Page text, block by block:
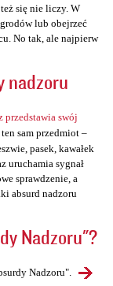
się nie liczy. W
lub obejrzeć
No tak, ale najpierw
nadzoru
swój
sam przedmiot –
pasek, kawałek
uruchamia sygnał
sprawdzenie, a
absurd nadzoru
Nadzoru"?
Nadzoru".